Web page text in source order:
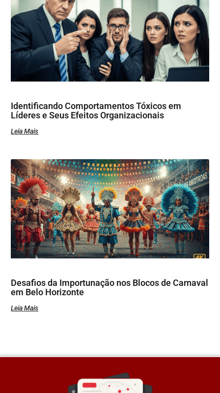
Identificando Comportamentos Tóxicos em
Líderes e Seus Efeitos Organizacionais
Leia Mais
Desafios da Importunação nos Blocos de Carnaval
em Belo Horizonte
Leia Mais